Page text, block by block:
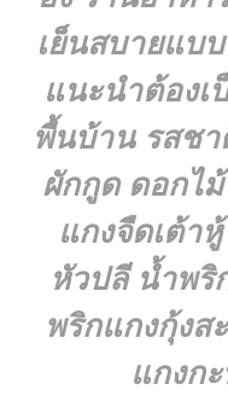
เย็นสบายแบ
แนะนำต้องเ
พื้นบ้าน รสชา
ผักกูด ดอกไ
แกงจืดเต้า
หัวปลี น้ำพริ
พริกแกงกุ้งส
แกงก